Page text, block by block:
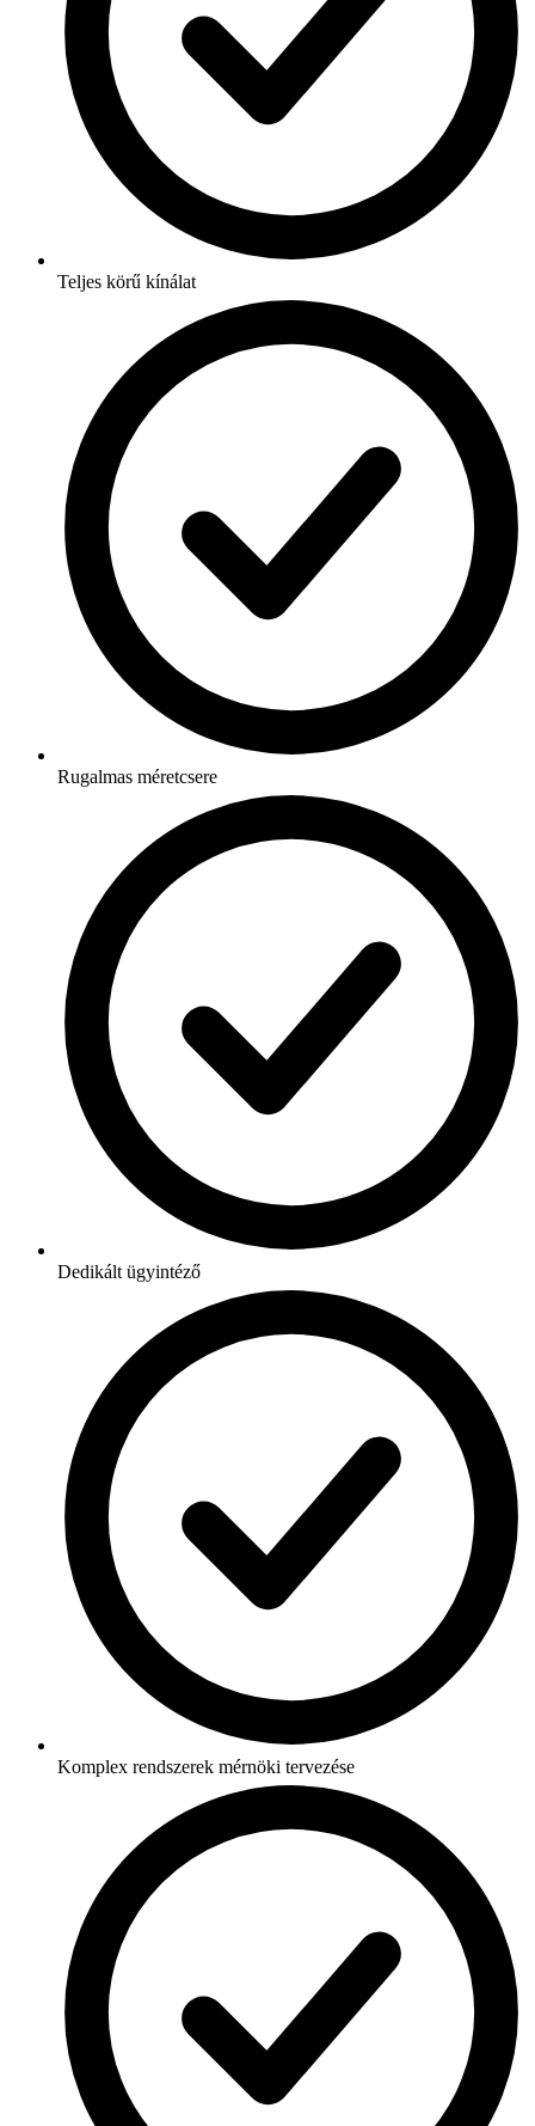
Teljes körű kínálat
Rugalmas méretcsere
Dedikált ügyintéző
Komplex rendszerek mérnöki tervezése